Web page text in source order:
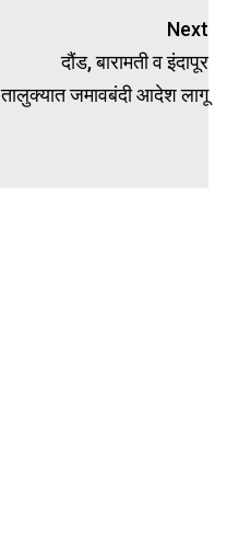
Next
दौंड, बारामती व इंदापूर
तालुक्यात जमावबंदी आदेश लागू